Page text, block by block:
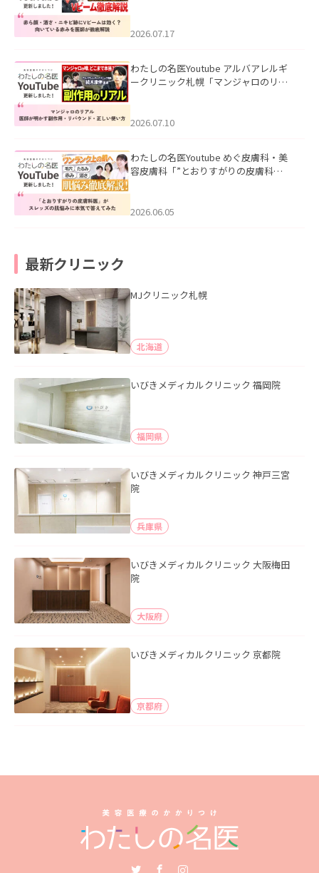
した。
2026.07.17
わたしの名医Youtube アルバアレルギ
ークリニック札幌「マンジャロのリア
た。
2026.07.10
わたしの名医Youtube めぐ皮膚科・美
容皮膚科「”とおりすがりの皮膚科
2026.06.05
最新クリニック
MJクリニック札幌
北海道
いびきメディカルクリニック 福岡院
福岡県
いびきメディカルクリニック 神戸三宮
院
兵庫県
いびきメディカルクリニック 大阪梅田
院
大阪府
いびきメディカルクリニック 京都院
京都府